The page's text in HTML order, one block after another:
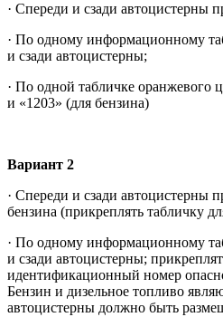
· Спереди и сзади автоцистерны
· По одному информационному
и сзади автоцистерны;
· По одной табличке оранжевого
и «1203» (для бензина)
Вариант 2
· Спереди и сзади
бензина (прикреплять табличку
· По одному информационному
и сзади автоцистерны;
идентификационный номер
Бензин и дизельное топливо
автоцистерны должно быть